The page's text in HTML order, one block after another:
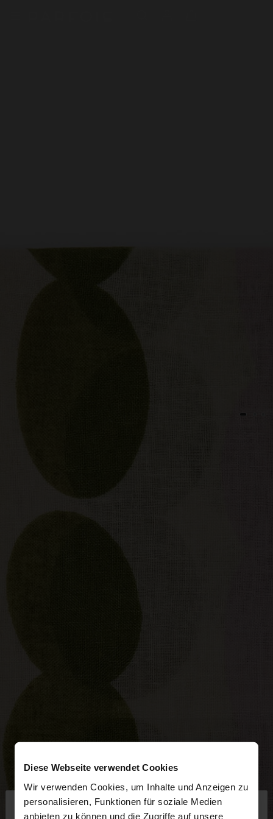
Diese Webseite verwendet Cookies
Wir verwenden Cookies, um Inhalte und Anzeigen zu
personalisieren, Funktionen für soziale Medien
anbieten zu können und die Zugriffe auf unsere
hallo